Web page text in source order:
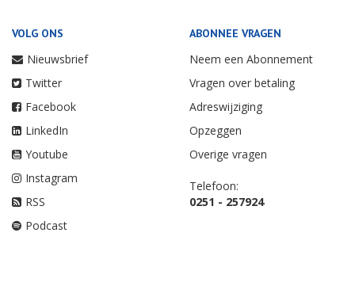
VOLG ONS
Nieuwsbrief
Twitter
Facebook
LinkedIn
Youtube
Instagram
RSS
Podcast
ABONNEE VRAGEN
Neem een Abonnement
Vragen over betaling
Adreswijziging
Opzeggen
Overige vragen
Telefoon:
0251 - 257924